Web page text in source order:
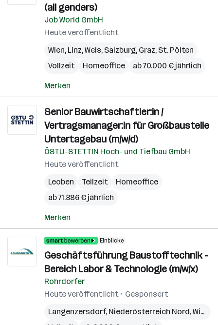
(all genders)
Job World GmbH
Heute veröffentlicht
Wien, Linz,Wels, Salzburg, Graz, St. Pölten
Vollzeit
Homeoffice ab 70.000 € jährlich
Merken
Senior Bauwirtschaftler:in /
Vertragsmanager:in für Großbaustelle
Untertagebau (m/w/d)
ÖSTU-STETTIN Hoch- und Tiefbau GmbH
Heute veröffentlicht
Leoben
Teilzeit
Homeoffice
ab 71.386 € jährlich
Merken
Einblicke
Geschäftsführung Baustofftechnik -
Bereich Labor & Technologie (m/w/x)
Rohrdorfer
Heute veröffentlicht
Gesponsert
Langenzersdorf, Niederösterreich Nord,Wien